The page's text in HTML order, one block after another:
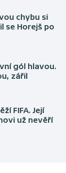
chybu si
se Horejš po
gól hlavou.
zářil
FIFA. Její
už nevěří